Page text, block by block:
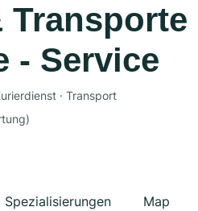
- Service
· Transport
Spezialisierungen Map